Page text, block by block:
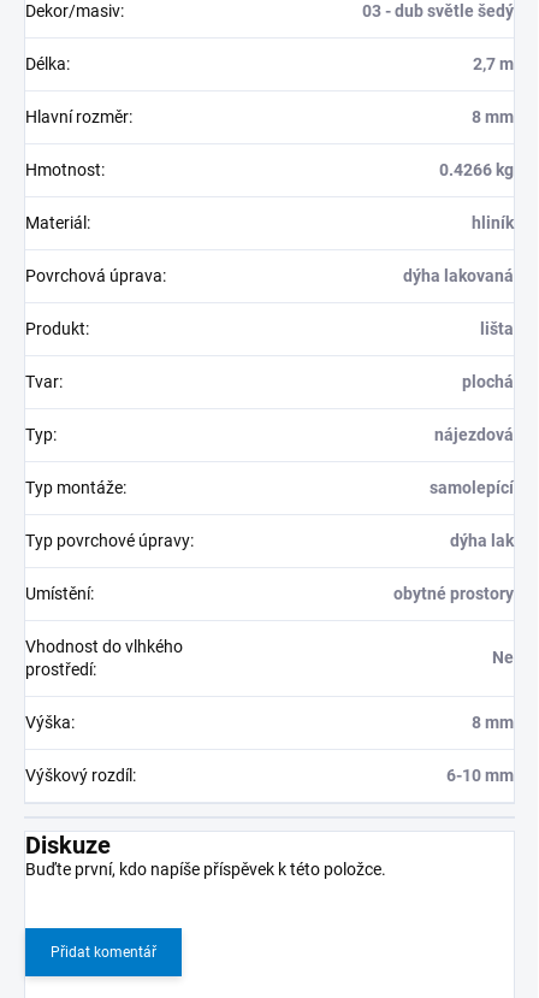
Dekor/masiv: 03 - dub světle šedý
Délka: 2,7 m
Hlavní rozměr: 8 mm
Hmotnost: 0.4266 kg
Materiál : hliník
Povrchová úprava: dýha lakovaná
Produkt: lišta
Tvar: plochá
Typ: nájezdová
Typ montáže: samolepící
Typ povrchové úpravy: dýha lak
Umístění: obytné prostory
Vhodnost do vlhkého
prostředí:
Ne
Výška: 8 mm
Výškový rozdíl: 6-10 mm
Diskuze
Buďte první, kdo napíše příspěvek k této položce.
Přidat komentář